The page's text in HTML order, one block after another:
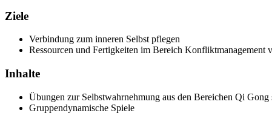
Ziele
Verbindung zum inneren Selbst pflegen
Ressourcen und Fertigkeiten im Bereich Konfliktmanagement
Inhalte
Übungen zur Selbstwahrnehmung aus den Bereichen Qi
Gruppendynamische Spiele